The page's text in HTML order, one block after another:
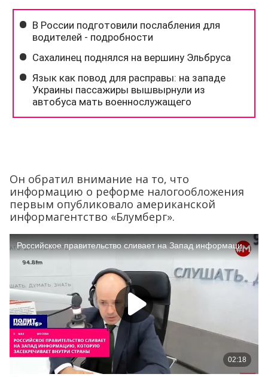
Он обратил внимание на то, что
информацию о реформе налогообложения
первым опубликовало американской
информагентство «Блумберг».